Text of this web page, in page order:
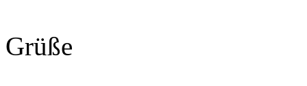
Grüße